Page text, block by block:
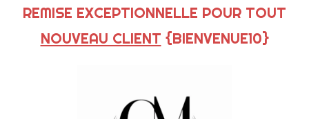
REMISE EXCEPTIONNELLE POUR TOUT
NOUVEAU CLIENT {BIENVENUE10}